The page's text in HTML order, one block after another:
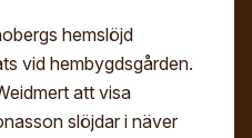
hemslöjd
vid hembygdsgården.
att visa
slöjdar i näver